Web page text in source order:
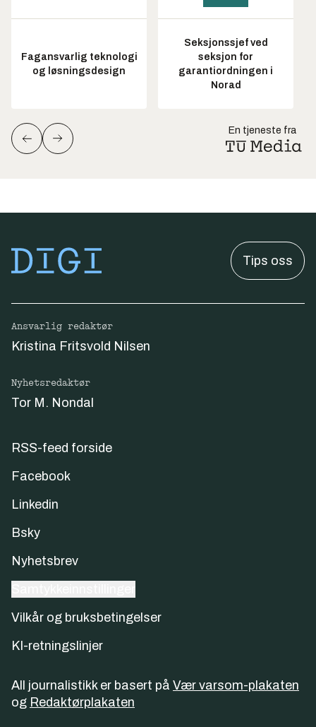
Fagansvarlig teknologi
og løsningsdesign
Seksjonssjef ved
seksjon for
garantiordningen i
Norad
En tjeneste fra
Tips oss
Ansvarlig redaktør
Kristina Fritsvold Nilsen
Nyhetsredaktør
Tor M. Nondal
RSS-feed forside
Facebook
Linkedin
Bsky
Nyhetsbrev
Vilkår og bruksbetingelser
KI-retningslinjer
All journalistikk er basert på Vær varsom-plakaten
og Redaktørplakaten